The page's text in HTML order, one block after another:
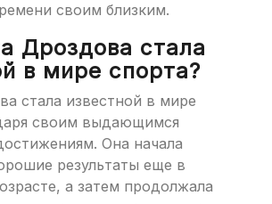
своим близким.
Дроздова стала
в мире спорта?
стала известной в мире
своим выдающимся
Она начала
результаты еще в
а затем продолжала